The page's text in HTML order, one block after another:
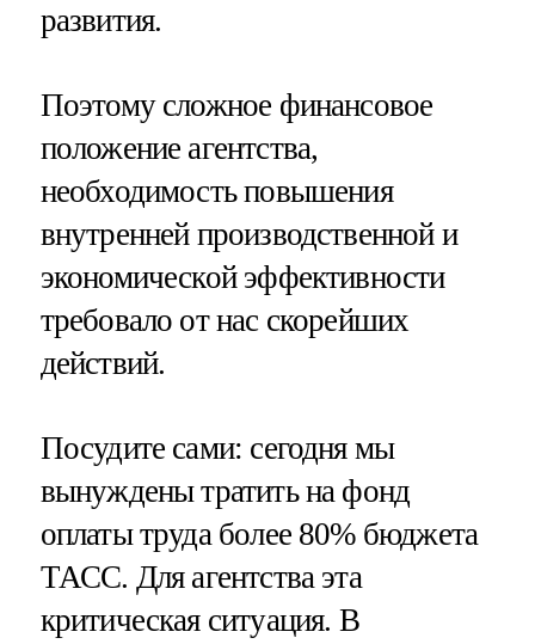
развития.
Поэтому сложное финансовое
положение агентства,
необходимость повышения
внутренней производственной и
экономической эффективности
требовало от нас скорейших
действий.
Посудите сами: сегодня мы
вынуждены тратить на фонд
оплаты труда более 80% бюджета
ТАСС. Для агентства эта
критическая ситуация. В